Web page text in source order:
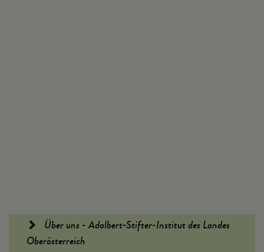
Fußleiste
Über uns - Adalbert-Stifter-Institut des Landes
Oberösterreich